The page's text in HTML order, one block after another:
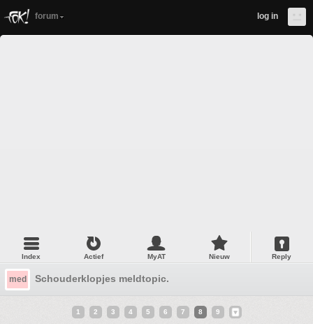
forum log in
Index Actief MyAT Nieuw Reply
med Schouderklopjes meldtopic.
1 2 3 4 5 6 7 8 9